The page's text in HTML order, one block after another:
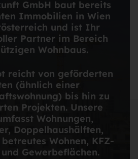
GmbH baut bereits
Immobilien in Wien
und ist Ihr
Partner im Bereich
Wohnbaus.
reicht von geförderten
(ähnlich einer
bis hin zu
Projekten. Unsere
Wohnungen,
Doppelhaushälften,
Wohnen, KFZ-
Gewerbeflächen.